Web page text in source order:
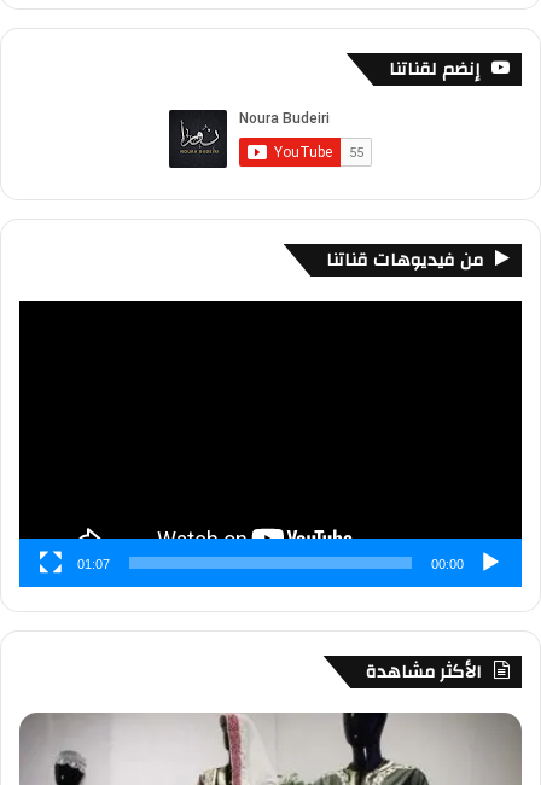
إنضم لقناتنا
من فيديوهات قناتنا
00:00
01:07
الأكثر مشاهدة